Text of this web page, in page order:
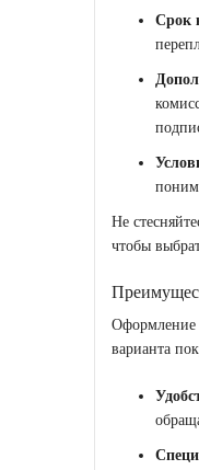
Срок
Не
чтобы
Оформление
варианта